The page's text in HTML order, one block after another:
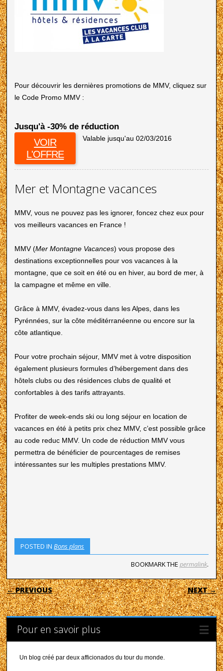
Pour découvrir les dernières promotions de MMV, cliquez sur
le Code Promo MMV :
Jusqu'à -30% de réduction
VOIR
L'OFFRE
Valable jusqu'au 02/03/2016
Mer et Montagne vacances
MMV, vous ne pouvez pas les ignorer, foncez chez eux pour
vos meilleurs vacances en France !
MMV (Mer Montagne Vacances) vous propose des
destinations exceptionnelles pour vos vacances à la
montagne, que ce soit en été ou en hiver, au bord de mer, à
la campagne et même en ville.
Grâce à MMV, évadez-vous dans les Alpes, dans les
Pyrénnées, sur la côte méditérranéenne ou encore sur la
côte atlantique.
Pour votre prochain séjour, MMV met à votre disposition
également plusieurs formules d’hébergement dans des
hôtels clubs ou des résidences clubs de qualité et
confortables à des tarifs attrayants.
Profiter de week-ends ski ou long séjour en location de
vacances en été à petits prix chez MMV, c’est possible grâce
au code reduc MMV. Un code de réduction MMV vous
permettra de bénéficier de pourcentages de remises
intéressantes sur les multiples prestations MMV.
POSTED INBons plans
BOOKMARK THE permalink.
POST NAVIGATION
← PREVIOUS NEXT →
Pour en savoir plus
Un blog créé par deux afficionados du tour du monde.